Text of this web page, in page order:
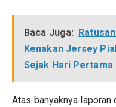
Baca Juga:
Kenakan Jersey
Sejak Hari Pertama
Atas banyaknya laporan